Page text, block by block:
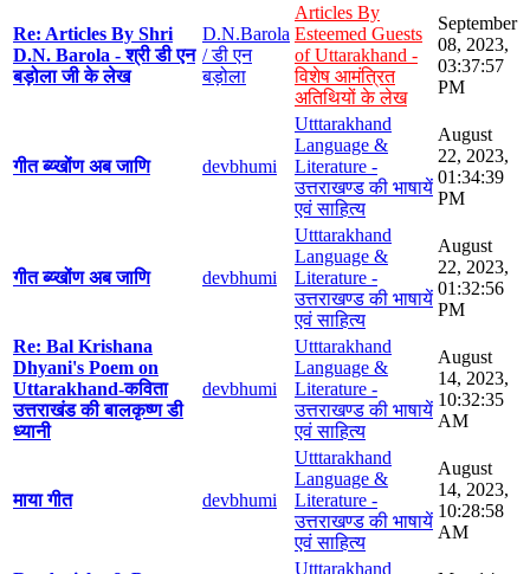
Re: Articles By Shri
D.N. Barola - श्री डी एन
बड़ोला जी के लेख
D.N.Barola
/ डी एन
बड़ोला
Articles By
Esteemed Guests
of Uttarakhand -
विशेष आमंत्रित
अतिथियों के लेख
September
08, 2023,
03:37:57
PM
गीत ब्य्खोंण अब जाणि devbhumi
Utttarakhand
Language &
Literature -
उत्तराखण्ड की भाषायें
एवं साहित्य
August
22, 2023,
01:34:39
PM
गीत ब्य्खोंण अब जाणि devbhumi
Utttarakhand
Language &
Literature -
उत्तराखण्ड की भाषायें
एवं साहित्य
August
22, 2023,
01:32:56
PM
Re: Bal Krishana
Dhyani's Poem on
Uttarakhand-कविता
उत्तराखंड की बालकृष्ण डी
ध्यानी
devbhumi
Utttarakhand
Language &
Literature -
उत्तराखण्ड की भाषायें
एवं साहित्य
August
14, 2023,
10:32:35
AM
माया गीत devbhumi
Utttarakhand
Language &
Literature -
उत्तराखण्ड की भाषायें
एवं साहित्य
August
14, 2023,
10:28:58
AM
Utttarakhand